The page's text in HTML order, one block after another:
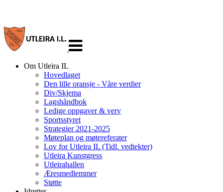
navigasjon
Om Utleira IL
Hovedlaget
Den lille oransje - Våre verdier
Div/Skjema
Lagshåndbok
Ledige oppgaver & verv
Sportsstyret
Strategier 2021-2025
Møteplan og møtereferater
Lov for Utleira IL (Tidl. vedtekter)
Utleira Kunstgress
Utleirahallen
Æresmedlemmer
Støtte